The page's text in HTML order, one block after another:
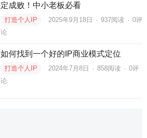
定成败！中小老板必看
打造个人IP 2025年9月18日 · 937阅读 · 0评
论
如何找到一个好的IP商业模式定位
打造个人IP 2024年7月8日 · 858阅读 · 0评
论